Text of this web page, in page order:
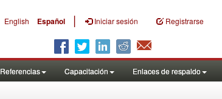
English Español | Iniciar sesión Registrarse
Referencias Capacitación Enlaces de respaldo